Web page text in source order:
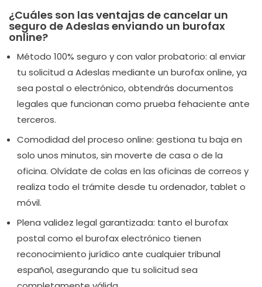
¿Cuáles son las ventajas de cancelar un
seguro de Adeslas enviando un burofax
online?
Método 100% seguro y con valor probatorio: al enviar
tu solicitud a Adeslas mediante un burofax online, ya
sea postal o electrónico, obtendrás documentos
legales que funcionan como prueba fehaciente ante
terceros.
Comodidad del proceso online: gestiona tu baja en
solo unos minutos, sin moverte de casa o de la
oficina. Olvídate de colas en las oficinas de correos y
realiza todo el trámite desde tu ordenador, tablet o
móvil.
Plena validez legal garantizada: tanto el burofax
postal como el burofax electrónico tienen
reconocimiento jurídico ante cualquier tribunal
español, asegurando que tu solicitud sea